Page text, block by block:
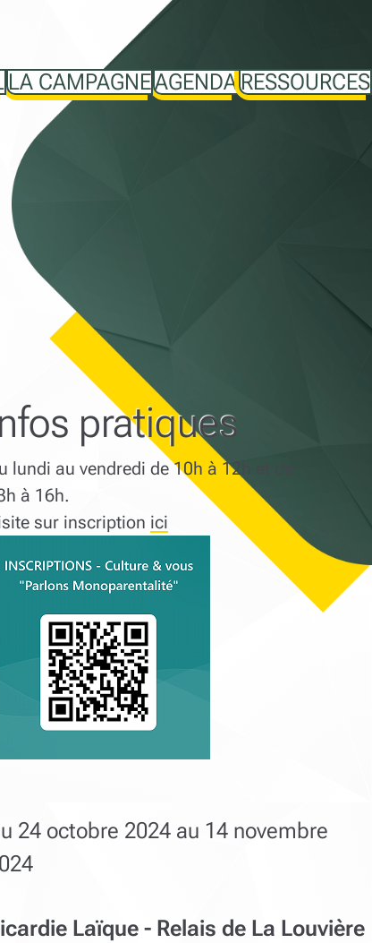
LA CAMPAGNEAGENDA RESSOURCES
pratiques
lundi au vendredi de 10h à 12h et de
à 16h.
sur inscription ici
24 octobre 2024 au 14 novembre
Laïque - Relais de La Louvière